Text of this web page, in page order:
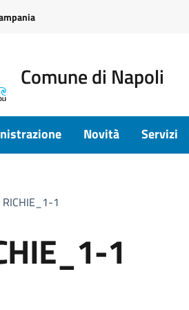
Comune di Napoli
Novità Servizi
RICHIE_1-1
1